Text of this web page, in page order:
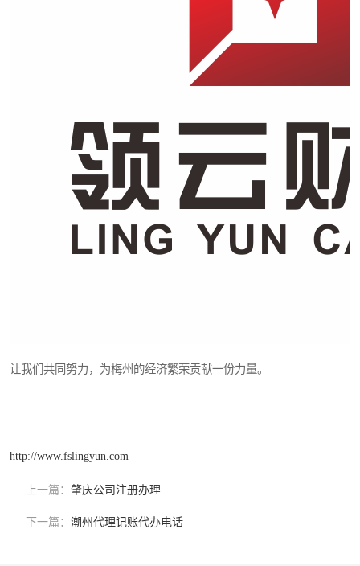
让我们共同努力，为梅州的经济繁荣贡献一份力量。
http://www.fslingyun.com
上一篇： 肇庆公司注册办理
下一篇： 潮州代理记账代办电话